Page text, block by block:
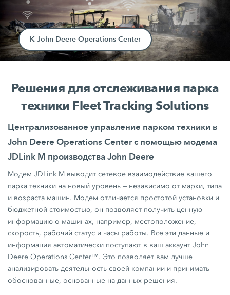
К John Deere Operations Center
Решения для отслеживания парка
техники Fleet Tracking Solutions
Централизованное управление парком техники в
John Deere Operations Center с помощью модема
JDLink M производства John Deere
Модем JDLink М выводит сетевое взаимодействие вашего
парка техники на новый уровень — независимо от марки, типа
и возраста машин. Модем отличается простотой установки и
бюджетной стоимостью, он позволяет получить ценную
информацию о машинах, например, местоположение,
скорость, рабочий статус и часы работы. Все эти данные и
информация автоматически поступают в ваш аккаунт John
Deere Operations Center™. Это позволяет вам лучше
анализировать деятельность своей компании и принимать
обоснованные, основанные на данных решения.